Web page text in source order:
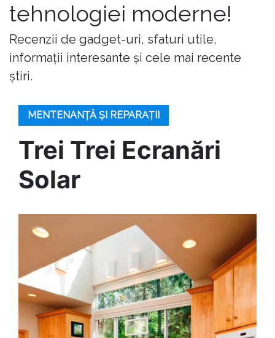
tehnologiei moderne!
Recenzii de gadget-uri, sfaturi utile,
informații interesante și cele mai recente
știri.
MENTENANȚĂ ȘI REPARAȚII
Trei Trei Ecranări
Solar